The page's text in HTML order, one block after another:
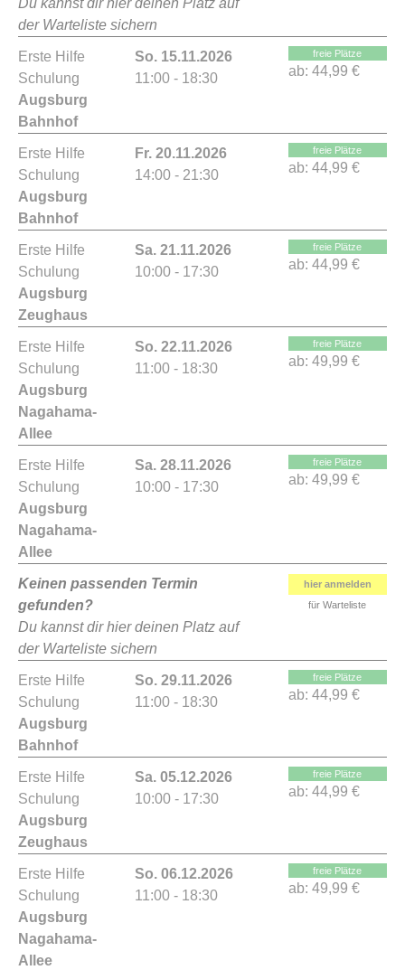
Du kannst dir hier deinen Platz auf
der Warteliste sichern
Erste Hilfe
Schulung
Augsburg
Bahnhof
So. 15.11.2026
11:00 - 18:30
freie Plätze
ab: 44,99 €
Erste Hilfe
Schulung
Augsburg
Bahnhof
Fr. 20.11.2026
14:00 - 21:30
freie Plätze
ab: 44,99 €
Erste Hilfe
Schulung
Augsburg
Zeughaus
Sa. 21.11.2026
10:00 - 17:30
freie Plätze
ab: 44,99 €
Erste Hilfe
Schulung
Augsburg
Nagahama-
Allee
So. 22.11.2026
11:00 - 18:30
freie Plätze
ab: 49,99 €
Erste Hilfe
Schulung
Augsburg
Nagahama-
Allee
Sa. 28.11.2026
10:00 - 17:30
freie Plätze
ab: 49,99 €
Keinen passenden Termin
gefunden?
Du kannst dir hier deinen Platz auf
der Warteliste sichern
hier anmelden
für Warteliste
Erste Hilfe
Schulung
Augsburg
Bahnhof
So. 29.11.2026
11:00 - 18:30
freie Plätze
ab: 44,99 €
Erste Hilfe
Schulung
Augsburg
Zeughaus
Sa. 05.12.2026
10:00 - 17:30
freie Plätze
ab: 44,99 €
Erste Hilfe
Schulung
Augsburg
Nagahama-
Allee
So. 06.12.2026
11:00 - 18:30
freie Plätze
ab: 49,99 €